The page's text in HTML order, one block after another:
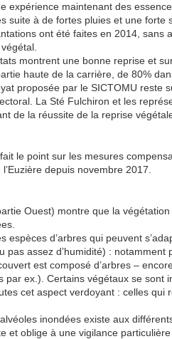
expérience maintenant des
suite à de fortes pluies et une forte
ont été faites en 2014,
montrent une bonne reprise et
haute de la carrière, de 80%
proposée par le SICTOMU
La Sté Fulchiron et les
de la réussite de la reprise
le point sur les mesures
depuis novembre 2017.
Ouest) montre que la
espèces d’arbres qui peuvent
pas assez d’humidité) :
est composé d’arbres –
par ex.). Certains végétaux se
cet aspect verdoyant : celles qui
inondées existe aux
et oblige à une vigilance